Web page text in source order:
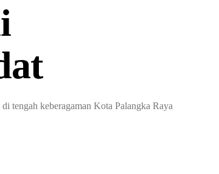
tengah keberagaman Kota Palangka Raya